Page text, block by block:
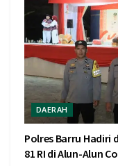
DAERAH
Polres Barru Hadiri
81 RI di Alun-Alun